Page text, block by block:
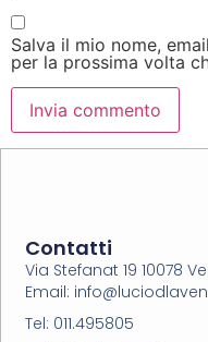
Salva il mio nome,
per la prossima volta
Contatti
Via Stefanat 19 10078
Email:
Tel: 011.495805